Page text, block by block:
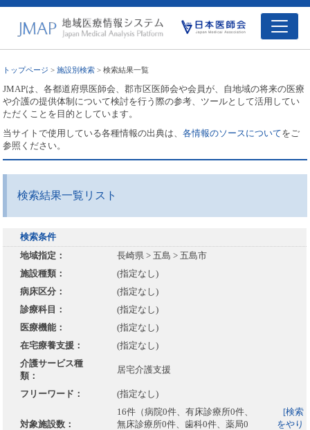
トップページ >施設別検索 > 検索結果一覧
JMAPは、各都道府県医師会、郡市区医師会や会員が、自地域の将来の医療
や介護の提供体制について検討を行う際の参考、ツールとして活用してい
ただくことを目的としています。
当サイトで使用している各種情報の出典は、各情報のソースについてをご
参照ください。
検索結果一覧リスト
検索条件
地域指定：
長崎県 > 五島 > 五島市
施設種類：
(指定なし)
病床区分：
(指定なし)
診療科目：
(指定なし)
医療機能：
(指定なし)
在宅療養支援：
(指定なし)
介護サービス種
類：
居宅介護支援
フリーワード： (指定なし)
対象施設数：
16件（病院0件、有床診療所0件、
無床診療所0件、歯科0件、薬局0
[検索
をやり